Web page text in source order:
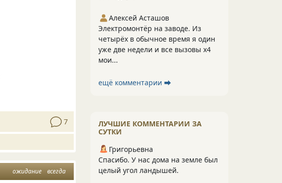
7
ожидание всегда
Алексей Асташов
Электромонтёр на заводе. Из
четырёх в обычное время я один
уже две недели и все вызовы х4
мои...
ещё комментарии ⮕
ЛУЧШИЕ КОММЕНТАРИИ ЗА
СУТКИ
Григорьевна
Спасибо. У нас дома на земле был
целый угол ландышей.